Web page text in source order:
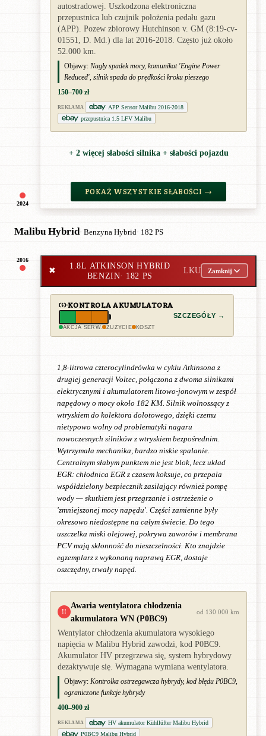
2024
autostradowej. Uszkodzona elektroniczna
przepustnica lub czujnik położenia pedału gazu
(APP). Pozew zbiorowy Hutchinson v. GM (8:19-cv-
01551, D. Md.) dla lat 2016-2018. Często już około
52.000 km.
Objawy: Nagły spadek mocy, komunikat 'Engine Power
Reduced', silnik spada do prędkości kroku pieszego
150–700 zł
REKLAMA
APP Sensor Malibu 2016-2018
przepustnica 1.5 LFV Malibu
+ 2 więcej słabości silnika + słabości pojazdu
POKAŻ WSZYSTKIE SŁABOŚCI →
Malibu Hybrid· Benzyna Hybrid· 182 PS
2016
✖
1.8L ATKINSON HYBRID
BENZIN· 182 PS
LKU Zamknij
KONTROLA AKUMULATORA
AKCJA SERW. ZUŻYCIE KOSZT
SZCZEGÓŁY →
1,8-litrowa czterocylindrówka w cyklu Atkinsona z
drugiej generacji Voltec, połączona z dwoma silnikami
elektrycznymi i akumulatorem litowo-jonowym w zespół
napędowy o mocy około 182 KM. Silnik wolnossący z
wtryskiem do kolektora dolotowego, dzięki czemu
nietypowo wolny od problematyki nagaru
nowoczesnych silników z wtryskiem bezpośrednim.
Wytrzymała mechanika, bardzo niskie spalanie.
Centralnym słabym punktem nie jest blok, lecz układ
EGR: chłodnica EGR z czasem koksuje, co przepala
współdzielony bezpiecznik zasilający również pompę
wody — skutkiem jest przegrzanie i ostrzeżenie o
'zmniejszonej mocy napędu'. Części zamienne były
okresowo niedostępne na całym świecie. Do tego
uszczelka miski olejowej, pokrywa zaworów i membrana
PCV mają skłonność do nieszczelności. Kto znajdzie
egzemplarz z wykonaną naprawą EGR, dostaje
oszczędny, trwały napęd.
!!
Awaria wentylatora chłodzenia
akumulatora WN (P0BC9)
od 130 000 km
Wentylator chłodzenia akumulatora wysokiego
napięcia w Malibu Hybrid zawodzi, kod P0BC9.
Akumulator HV przegrzewa się, system hybrydowy
dezaktywuje się. Wymagana wymiana wentylatora.
Objawy: Kontrolka ostrzegawcza hybrydy, kod błędu P0BC9,
ograniczone funkcje hybrydy
400–900 zł
REKLAMA
HV akumulator Kühllüfter Malibu Hybrid
P0BC9 Malibu Hybrid